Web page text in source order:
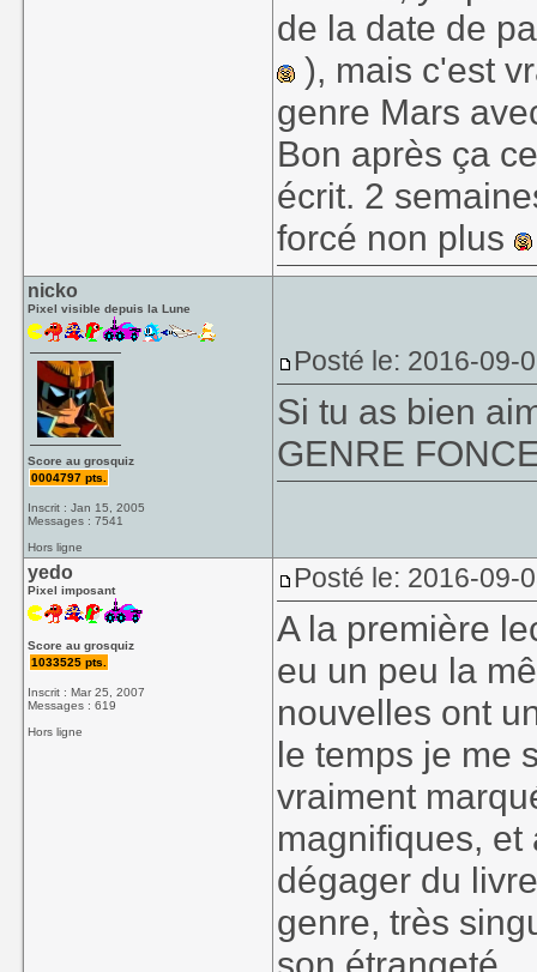
de la date de
), mais c'est
genre Mars
Bon après ça
écrit. 2
forcé non plus
nicko
Pixel visible depuis la Lune
Score au grosquiz
0004797 pts.
Inscrit : Jan 15, 2005
Messages : 7541
Hors ligne
Posté le: 2016-09-
Si tu as bien
GENRE
yedo
Pixel imposant
Score au grosquiz
1033525 pts.
Inscrit : Mar 25, 2007
Messages : 619
Hors ligne
Posté le: 2016-09-
A la première
eu un peu la
nouvelles ont
le temps je me
vraiment
magnifiques, et
dégager du
genre, très
son étrangeté.